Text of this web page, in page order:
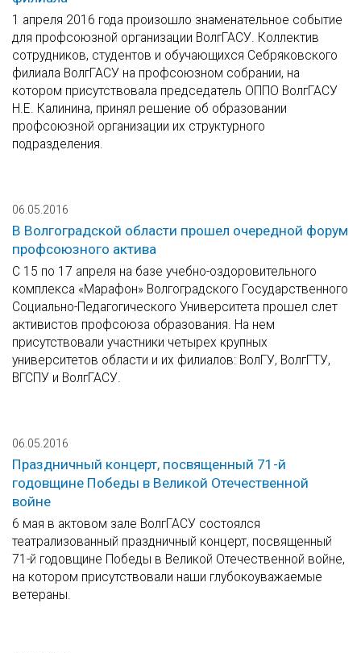
1 апреля 2016 года произошло знаменательное событие
для профсоюзной организации ВолгГАСУ. Коллектив
сотрудников, студентов и обучающихся Себряковского
филиала ВолгГАСУ на профсоюзном собрании, на
котором присутствовала председатель ОППО ВолгГАСУ
Н.Е. Калинина, принял решение об образовании
профсоюзной организации их структурного
подразделения.
06.05.2016
В Волгоградской области прошел очередной форум
профсоюзного актива
С 15 по 17 апреля на базе учебно-оздоровительного
комплекса «Марафон» Волгоградского Государственного
Социально-Педагогического Университета прошел слет
активистов профсоюза образования. На нем
присутствовали участники четырех крупных
университетов области и их филиалов: ВолГУ, ВолгГТУ,
ВГСПУ и ВолгГАСУ.
06.05.2016
Праздничный концерт, посвященный 71-й
годовщине Победы в Великой Отечественной
войне
6 мая в актовом зале ВолгГАСУ состоялся
театрализованный праздничный концерт, посвященный
71-й годовщине Победы в Великой Отечественной войне,
на котором присутствовали наши глубокоуважаемые
ветераны.